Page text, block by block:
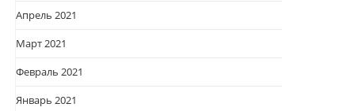
Апрель 2021
Март 2021
Февраль 2021
Январь 2021